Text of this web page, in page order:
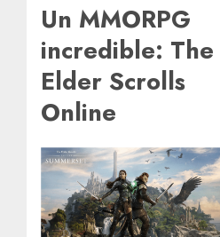
Un MMORPG
incredible: The
Elder Scrolls
Online